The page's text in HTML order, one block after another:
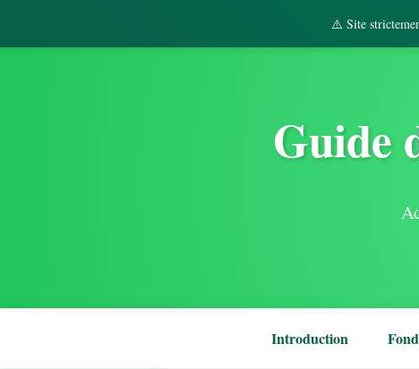
⚠️ Site
Guide
Introduction